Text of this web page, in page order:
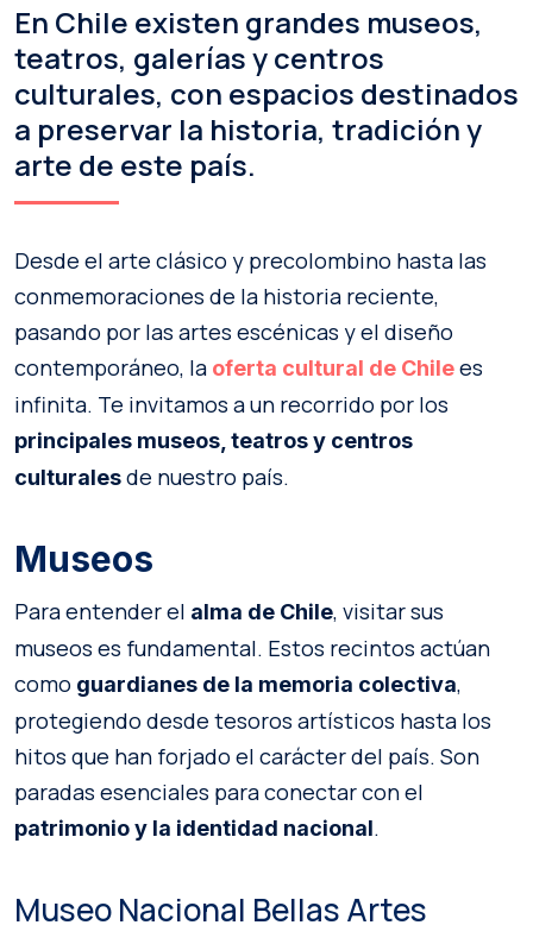
En Chile existen grandes museos,
teatros, galerías y centros
culturales, con espacios destinados
a preservar la historia, tradición y
arte de este país.
Desde el arte clásico y precolombino hasta las
conmemoraciones de la historia reciente,
pasando por las artes escénicas y el diseño
contemporáneo, la oferta cultural de Chilees
infinita. Te invitamos a un recorrido por los
principales museos, teatros y centros
culturalesde nuestro país.
Museos
Para entender el alma de Chile, visitar sus
museos es fundamental. Estos recintos actúan
como guardianes de la memoria colectiva,
protegiendo desde tesoros artísticos hasta los
hitos que han forjado el carácter del país. Son
paradas esenciales para conectar con el
patrimonio y la identidad nacional.
Museo Nacional Bellas Artes